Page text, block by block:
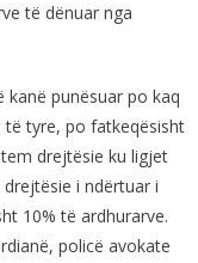
të dënuar nga
kanë punësuar po kaq
tyre, po fatkeqësisht
drejtësie ku ligjet
i ndërtuar i
10% të ardhurarve.
policë avokate